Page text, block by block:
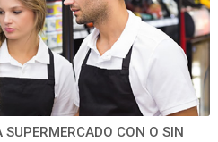
CON O SIN